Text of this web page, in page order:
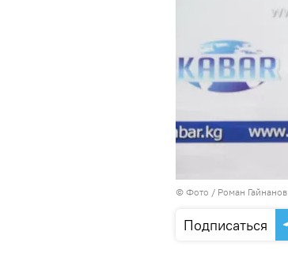
© Фото / Роман Гайнанов
Подписаться